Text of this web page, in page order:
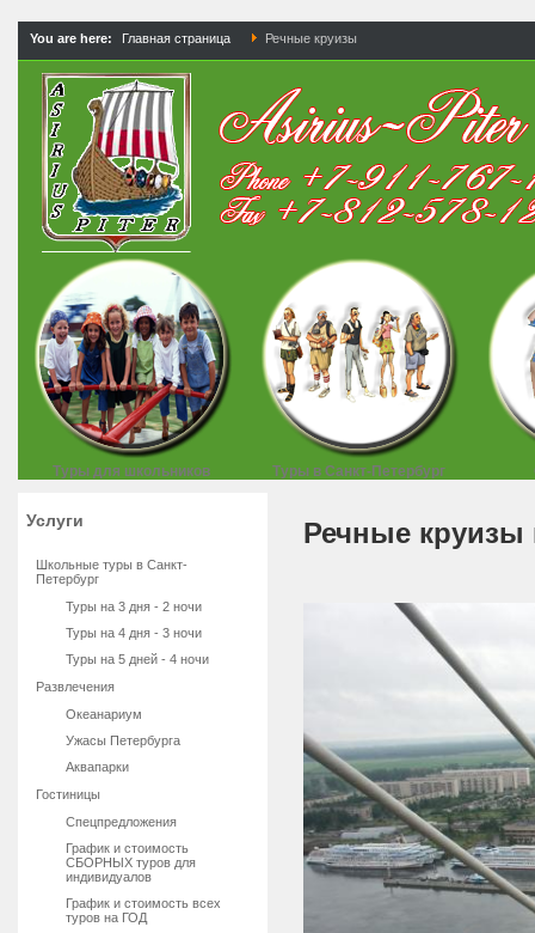
You are here: Главная страница Речные круизы
Туры для школьников Туры в Санкт-Петербург
Речные круизы
Услуги
Школьные туры в Санкт-
Петербург
Туры на 3 дня - 2 ночи
Туры на 4 дня - 3 ночи
Туры на 5 дней - 4 ночи
Развлечения
Океанариум
Ужасы Петербурга
Аквапарки
Гостиницы
Спецпредложения
График и стоимость
СБОРНЫХ туров для
индивидуалов
График и стоимость всех
туров на ГОД